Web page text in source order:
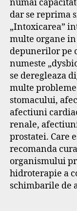
numai
dar se reprima
„Intoxicarea”
multe organe
depunerilor pe
numeste
se deregleaza
multe
stomacului,
afectiuni
renale,
prostatei. Care
recomanda
organismului
hidroterapie a
schimbarile de